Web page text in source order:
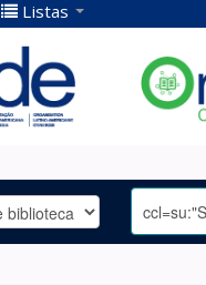
Listas